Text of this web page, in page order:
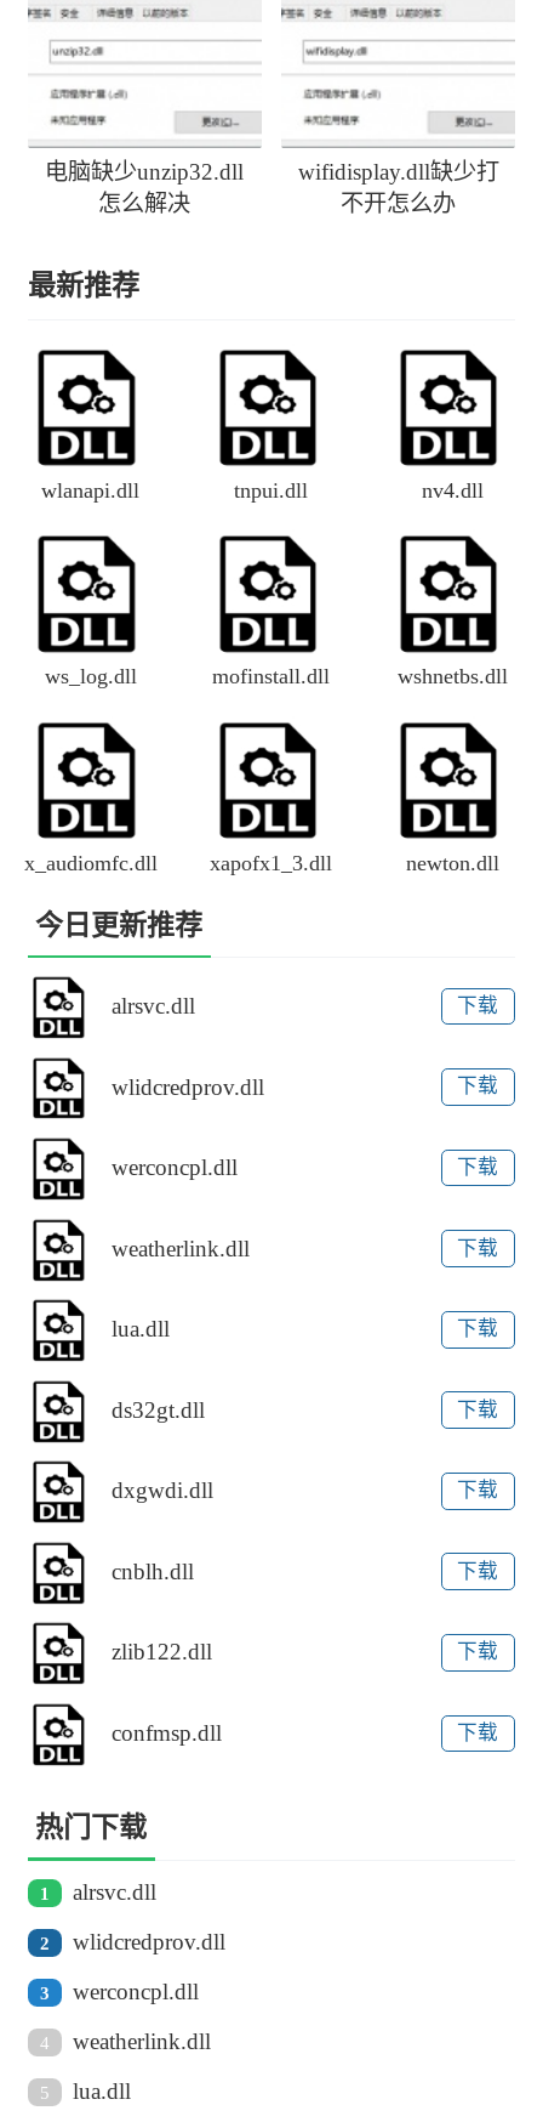
电脑缺少unzip32.dll
怎么解决
wifidisplay.dll缺少打
不开怎么办
最新推荐
wlanapi.dll tnpui.dll nv4.dll
ws_log.dll mofinstall.dll wshnetbs.dll
x_audiomfc.dll xapofx1_3.dll newton.dll
今日更新推荐
alrsvc.dll 下载
wlidcredprov.dll 下载
werconcpl.dll 下载
weatherlink.dll 下载
lua.dll 下载
ds32gt.dll 下载
dxgwdi.dll 下载
cnblh.dll 下载
zlib122.dll 下载
confmsp.dll 下载
热门下载
1 alrsvc.dll
2 wlidcredprov.dll
3 werconcpl.dll
4 weatherlink.dll
5 lua.dll